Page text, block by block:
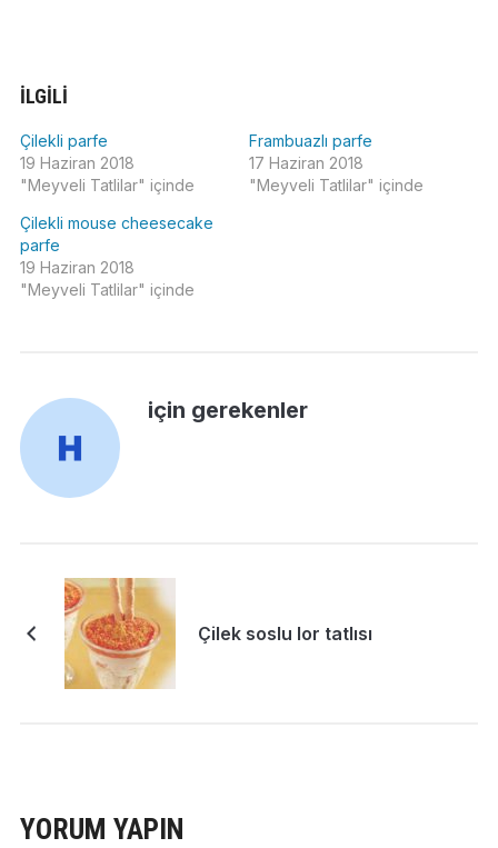
İLGILI
Çilekli parfe
19 Haziran 2018
"Meyveli Tatlilar" içinde
Frambuazlı parfe
17 Haziran 2018
"Meyveli Tatlilar" içinde
Çilekli mouse cheesecake
parfe
19 Haziran 2018
"Meyveli Tatlilar" içinde
için gerekenler
Çilek soslu lor tatlısı
YORUM YAPIN